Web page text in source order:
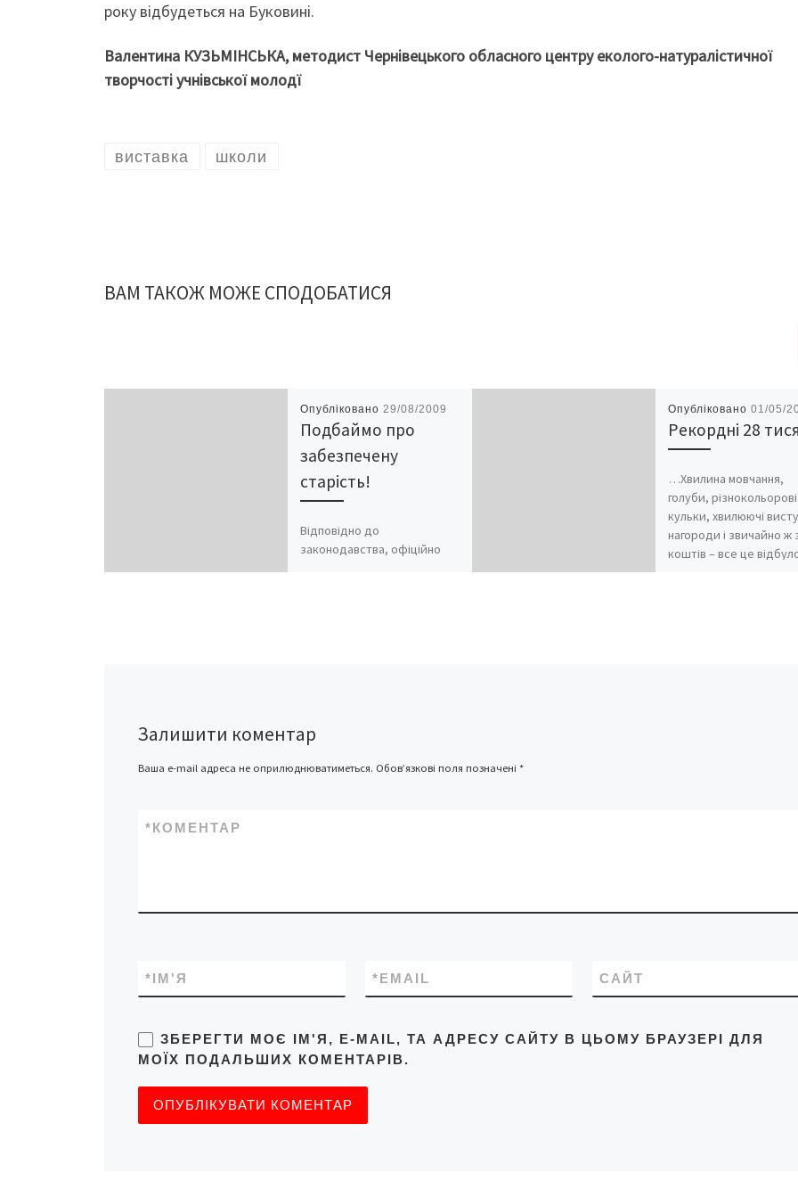
року відбудеться на Буковині.
Валентина КУЗЬМІНСЬКА, методист Чернівецького обласного центру еколого-натуралістичної
творчості учнівської молодї
виставка школи
ВАМ ТАКОЖ МОЖЕ СПОДОБАТИСЯ
Опубліковано29/08/2009
Подбаймо про
забезпечену
старість!
Відповідно до
законодавства, офіційно
Опубліковано 01/05/
Рекордні 28
…Хвилина мовчання,
голуби, різнокольорові
кульки, хвилюючі
нагороди і звичайно ж
коштів – все це
Залишити коментар
Ваша e-mail адреса не оприлюднюватиметься. Обов’язкові поля позначені *
КОМЕНТАР
*
ІМ'Я
* EMAIL
* САЙТ
ЗБЕРЕГТИ МОЄ ІМ'Я, E-MAIL, ТА АДРЕСУ САЙТУ В ЦЬОМУ БРАУЗЕРІ ДЛЯ
МОЇХ ПОДАЛЬШИХ КОМЕНТАРІВ.